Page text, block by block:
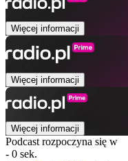
Więcej informacji
Więcej informacji
Więcej informacji
Podcast rozpoczyna się w
- 0 sek.